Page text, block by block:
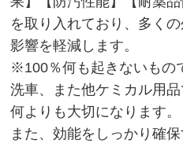
を取り入れており、多く
影響を軽減します。
※100％何も起きないもの
洗車、また他ケミカル用
何よりも大切になります。
また、効能をしっかり確